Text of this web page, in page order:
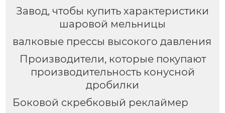
Завод, чтобы купить характеристики
шаровой мельницы
валковые прессы высокого давления
Производители, которые покупают
производительность конусной
дробилки
Боковой скребковый реклаймер